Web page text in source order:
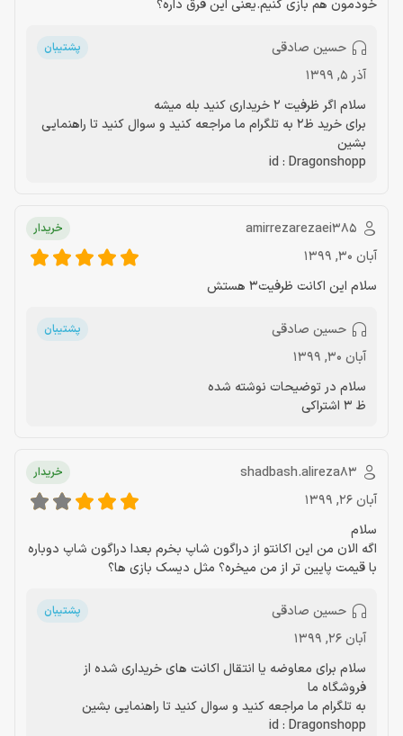
خودمون هم بازی کنیم.یعنی این فرق داره؟
حسین صادقی پشتیبان
آذر 5, 1399
سلام اگر ظرفیت 2 خریداری کنید بله میشه
برای خرید ظ2 به تلگرام ما مراجعه کنید و سوال کنید تا راهنمایی
بشین
id : Dragonshopp
amirrezarezaei385 خریدار
آبان 30, 1399
سلام این اکانت ظرفیت3 هستش
حسین صادقی پشتیبان
آبان 30, 1399
سلام در توضیحات نوشته شده
ظ 3 اشتراکی
shadbash.alireza83 خریدار
آبان 26, 1399
سلام
اگه الان من این اکانتو از دراگون شاپ بخرم بعدا دراگون شاپ دوباره
با قیمت پایین تر از من میخره؟ مثل دیسک بازی ها؟
حسین صادقی پشتیبان
آبان 26, 1399
سلام برای معاوضه یا انتقال اکانت های خریداری شده از
فروشگاه ما
به تلگرام ما مراجعه کنید و سوال کنید تا راهنمایی بشین
id : Dragonshopp